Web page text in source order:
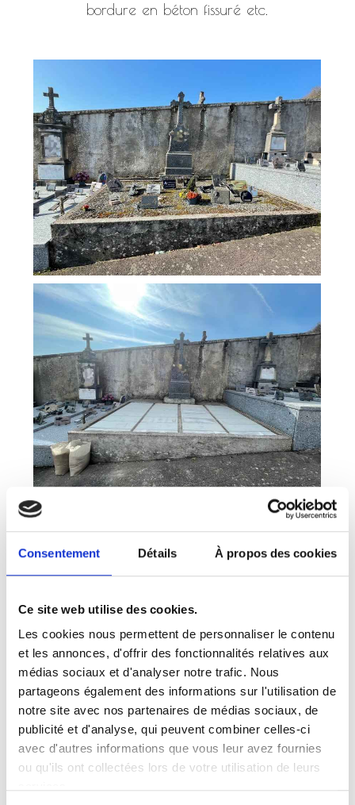
Consentement Détails À propos des cookies
Ce site web utilise des cookies.
Les cookies nous permettent de personnaliser le contenu
et les annonces, d'offrir des fonctionnalités relatives aux
médias sociaux et d'analyser notre trafic. Nous
partageons également des informations sur l'utilisation de
notre site avec nos partenaires de médias sociaux, de
publicité et d'analyse, qui peuvent combiner celles-ci
avec d'autres informations que vous leur avez fournies
ou qu'ils ont collectées lors de votre utilisation de leurs
bordure en béton fissuré etc.